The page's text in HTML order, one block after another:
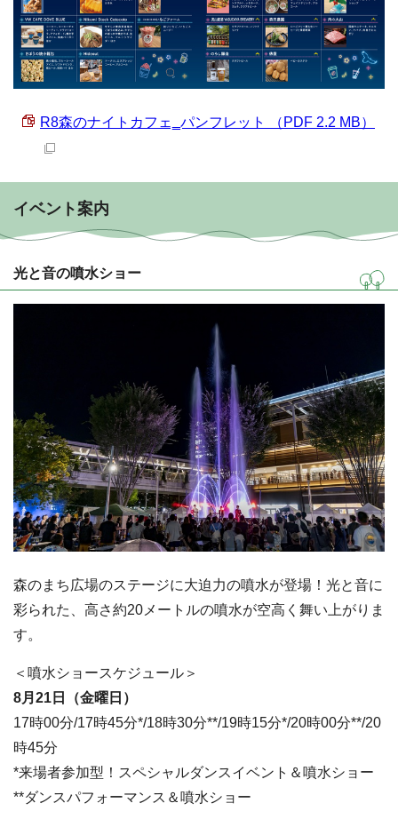
R8森のナイトカフェ‗パンフレット （PDF 2.2 MB）
イベント案内
光と音の噴水ショー
森のまち広場のステージに大迫力の噴水が登場！光と音に
彩られた、高さ約20メートルの噴水が空高く舞い上がりま
す。
＜噴水ショースケジュール＞
8月21日（金曜日）
17時00分/17時45分*/18時30分**/19時15分*/20時00分**/20
時45分
*来場者参加型！スペシャルダンスイベント＆噴水ショー
**ダンスパフォーマンス＆噴水ショー